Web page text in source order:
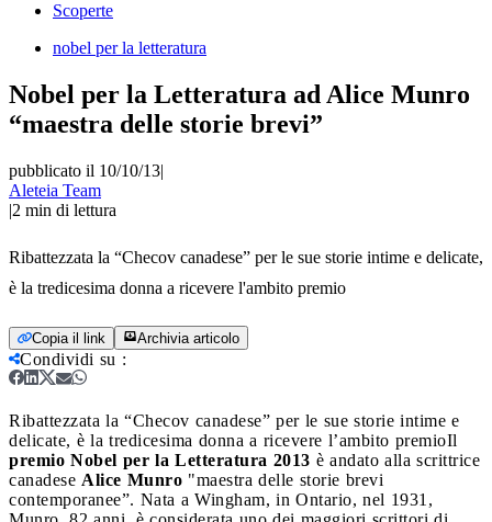
Scoperte
nobel per la letteratura
Nobel per la Letteratura ad Alice Munro
“maestra delle storie brevi”
pubblicato il 10/10/13|
Aleteia Team
|2 min di lettura
Ribattezzata la “Checov canadese” per le sue storie intime e delicate,
è la tredicesima donna a ricevere l'ambito premio
Copia il link Archivia articolo
Condividi su :
Ribattezzata la “Checov canadese” per le sue storie intime e
delicate, è la tredicesima donna a ricevere l’ambito premioIl
premio Nobel per la Letteratura 2013 è andato alla scrittrice
canadese Alice Munro "maestra delle storie brevi
contemporanee”. Nata a Wingham, in Ontario, nel 1931,